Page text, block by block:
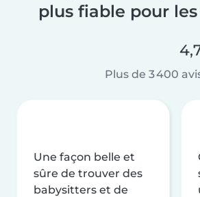
plus fiable pour
Plus de 3 400
Une façon belle et
sûre de trouver des
babysitters et de